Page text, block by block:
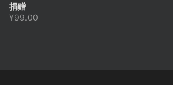
捐赠
¥99.00